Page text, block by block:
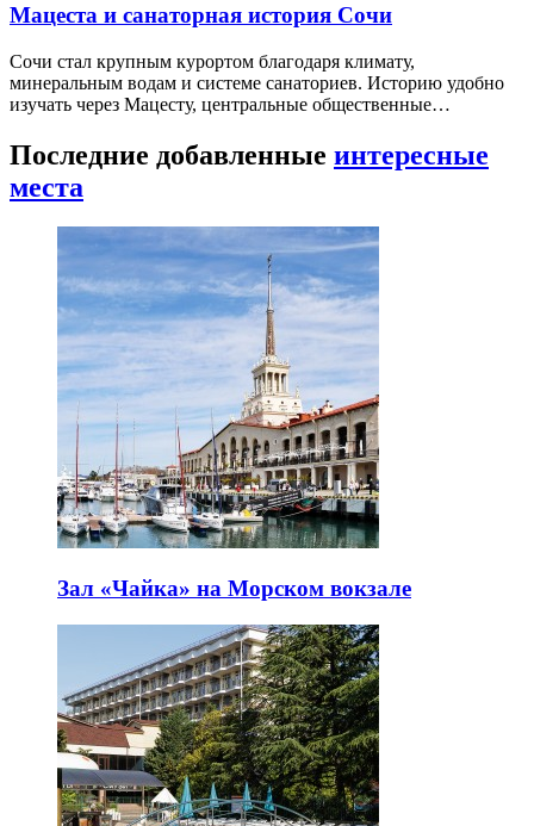
Мацеста и санаторная история Сочи
Сочи стал крупным курортом благодаря климату,
минеральным водам и системе санаториев. Историю удобно
изучать через Мацесту, центральные общественные…
Последние добавленные интересные
места
Зал «Чайка» на Морском вокзале